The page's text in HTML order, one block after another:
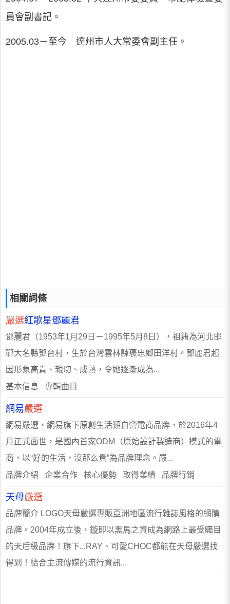
員會副書記。
2005.03－至今 達州市人大常委會副主任。
相關詞條
嚴選紅歌星鄧麗君
鄧麗君（1953年1月29日－1995年5月8日），祖籍為河北邯
鄲大名縣鄧台村，生於台灣雲林縣褒忠鄉田洋村。鄧麗君起
因形象高貴、親切、成熟，令她逐漸成為...
基本信息 專輯曲目
網易嚴選
網易嚴選，網易旗下原創生活類自營電商品牌，於2016年4
月正式面世，是國內首家ODM（原始設計製造商）模式的電
商，以“好的生活，沒那么貴”為品牌理念。嚴...
品牌介紹 企業合作 核心優勢 取得業績 品牌行銷
天母嚴選
品牌簡介 LOGO天母嚴選專販亞洲地區流行雜誌風格的網購
品牌。2004年成立後，鏇即以黑馬之資成為網路上最受矚目
的天后級品牌！旗下...RAY、可愛CHOC都能在天母嚴選找
得到！結合主流傳媒的流行資訊...